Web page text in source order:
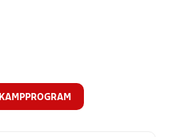
KAMPPROGRAM